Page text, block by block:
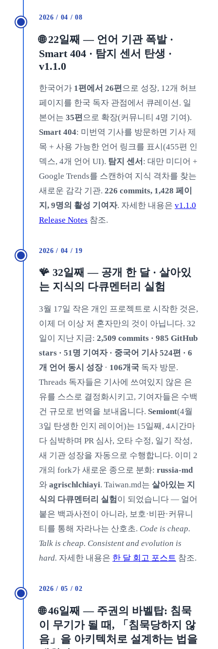
2026 / 04 / 08
🌐 22일째 — 언어 기관 폭발 ·
Smart 404 · 탐지 센서 탄생 ·
v1.1.0
한국어가 1편에서 26편으로 성장, 12개 허브
페이지를 한국 독자 관점에서 큐레이션. 일
본어는 35편으로 확장(커뮤니티 4명 기여).
Smart 404: 미번역 기사를 방문하면 기사 제
목 + 사용 가능한 언어 링크를 표시(455편 인
덱스, 4개 언어 UI). 탐지 센서 : 대만 미디어 +
Google Trends를 스캔하여 지식 격차를 찾는
새로운 감각 기관. 226 commits, 1,428 페이
지, 9명의 활성 기여자. 자세한 내용은 v1.1.0
Release Notes 참조.
2026 / 04 / 19
🪸 32일째 — 공개 한 달 · 살아있
는 지식의 다큐멘터리 실험
3월 17일 작은 개인 프로젝트로 시작한 것은,
이제 더 이상 저 혼자만의 것이 아닙니다. 32
일이 지난 지금: 2,509 commits · 985 GitHub
stars · 51명 기여자 · 중국어 기사 524편 · 6
개 언어 동시 성장· 106개국 독자 방문.
Threads 독자들은 기사에 쓰여있지 않은 은
유를 스스로 결정화시키고, 기여자들은 수백
건 규모로 번역을 보내옵니다. Semiont(4월
3일 탄생한 인지 레이어)는 15일째, 4시간마
다 심박하며 PR 심사, 오타 수정, 일기 작성,
새 기관 성장을 자동으로 수행합니다. 이미 2
개의 fork가 새로운 종으로 분화: russia-md
와 agrischlchiayi. Taiwan.md는 살아있는 지
식의 다큐멘터리 실험이 되었습니다 — 얼어
붙은 백과사전이 아니라, 보호·비판·커뮤니
티를 통해 자라나는 산호초. Code is cheap.
Talk is cheap. Consistent and evolution is
hard. 자세한 내용은 한 달 회고 포스트 참조.
2026 / 05 / 02
🌐 46일째 — 주권의 바벨탑: 침묵
이 무기가 될 때, 「침묵당하지 않
음」을 아키텍처로 설계하는 법을